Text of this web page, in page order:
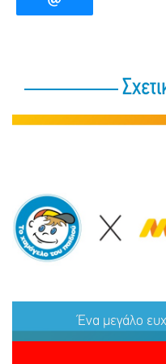
Ένα μεγάλο